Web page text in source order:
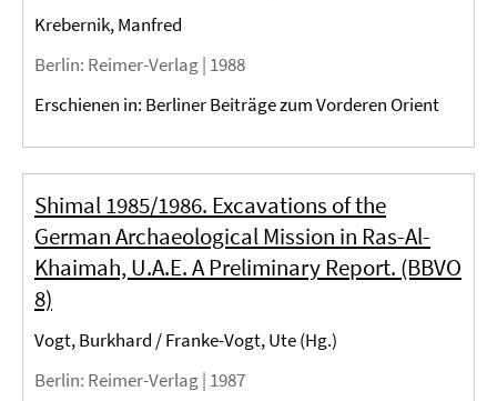
Krebernik, Manfred
Berlin: Reimer-Verlag | 1988
Erschienen in: Berliner Beiträge zum Vorderen Orient
Shimal 1985/1986. Excavations of the
German Archaeological Mission in Ras-Al-
Khaimah, U.A.E. A Preliminary Report. (BBVO
8)
Vogt, Burkhard / Franke-Vogt, Ute (Hg.)
Berlin: Reimer-Verlag | 1987